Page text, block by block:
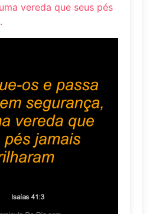
vereda que seus pés